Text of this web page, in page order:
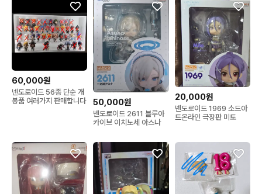
60,000원
넨도로이드 56종 단순 개
봉품 여러가지 판매합니다
50,000원
넨도로이드 2611 블루아
카이브 이치노세 아스나
20,000원
넨도로이드 1969 소드아
트온라인 극장판 미토